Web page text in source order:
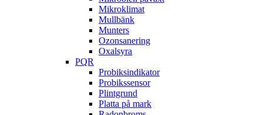
Mikroklimat
Mullbänk
Munters
Ozonsanering
Oxalsyra
PQR
Probiksindikator
Probikssensor
Plintgrund
Platta på mark